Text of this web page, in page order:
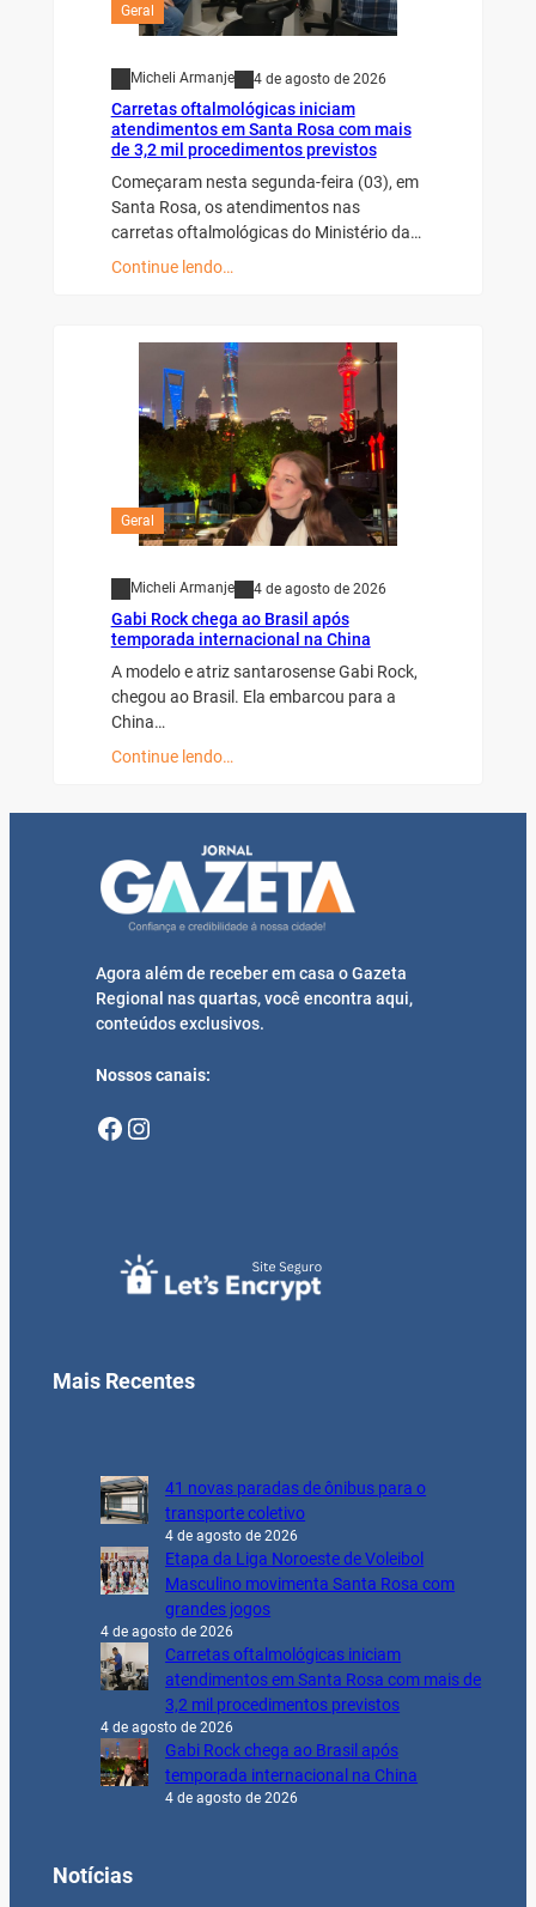
Geral
Micheli Armanje 4 de agosto de 2026
Carretas oftalmológicas iniciam
atendimentos em Santa Rosa com mais
de 3,2 mil procedimentos previstos
Começaram nesta segunda-feira (03), em
Santa Rosa, os atendimentos nas
carretas oftalmológicas do Ministério da…
Continue lendo…
Geral
Micheli Armanje 4 de agosto de 2026
Gabi Rock chega ao Brasil após
temporada internacional na China
A modelo e atriz santarosense Gabi Rock,
chegou ao Brasil. Ela embarcou para a
China…
Continue lendo…
Agora além de receber em casa o Gazeta
Regional nas quartas, você encontra aqui,
conteúdos exclusivos.
Nossos canais:
Facebook Instagram
Mais Recentes
41 novas paradas de ônibus para o
transporte coletivo
4 de agosto de 2026
Etapa da Liga Noroeste de Voleibol
Masculino movimenta Santa Rosa com
grandes jogos
4 de agosto de 2026
Carretas oftalmológicas iniciam
atendimentos em Santa Rosa com mais de
3,2 mil procedimentos previstos
4 de agosto de 2026
Gabi Rock chega ao Brasil após
temporada internacional na China
4 de agosto de 2026
Notícias